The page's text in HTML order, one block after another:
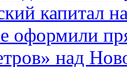
капитал
оформили
над